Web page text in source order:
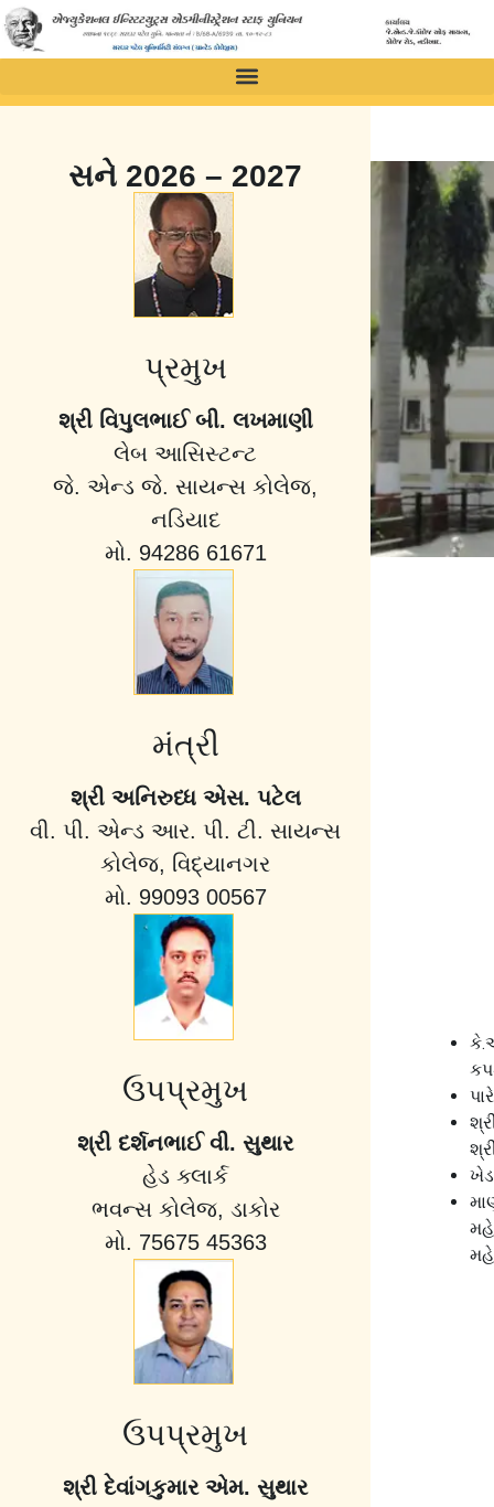
સને 2026 – 2027
પ્રમુખ
શ્રી વિપુલભાઈ બી. લખમાણી
લેબ આસિસ્ટન્ટ
જે. એન્ડ જે. સાયન્સ કોલેજ,
નડિયાદ
મો. 94286 61671
મંત્રી
શ્રી અનિરુધ્ધ એસ. પટેલ
વી. પી. એન્ડ આર. પી. ટી. સાયન્સ
કોલેજ, વિદ્યાનગર
મો. 99093 00567
ઉપપ્રમુખ
શ્રી દર્શનભાઈ વી. સુથાર
હેડ ક્લાર્ક
ભવન્સ કોલેજ, ડાકોર
મો. 75675 45363
ઉપપ્રમુખ
શ્રી દેવાંગકુમાર એમ. સુથાર